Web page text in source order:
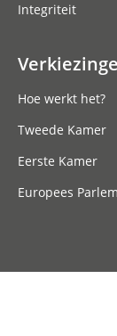
Integriteit
Hoe werkt het?
Tweede Kamer
Eerste Kamer
Europees